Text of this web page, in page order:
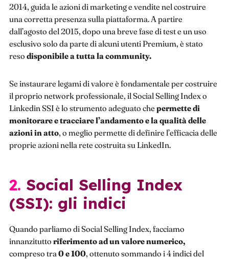
2014, guida le azioni di marketing e vendite nel costruire
una corretta presenza sulla piattaforma. A partire
dall’agosto del 2015, dopo una breve fase di test e un uso
esclusivo solo da parte di alcuni utenti Premium, è stato
reso disponibile a tutta la community.
Se instaurare legami di valore è fondamentale per costruire
il proprio network professionale, il Social Selling Index o
Linkedin SSI è lo strumento adeguato che permette di
monitorare e tracciare l’andamento e la qualità delle
azioni in atto, o meglio permette di definire l’efficacia delle
proprie azioni nella rete costruita su LinkedIn.
2. Social Selling Index
(SSI): gli indici
Quando parliamo di Social Selling Index, facciamo
innanzitutto riferimento ad un valore numerico,
compreso tra 0 e 100, ottenuto sommando i 4 indici del